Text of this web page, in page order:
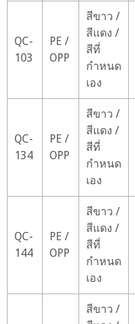
QC-
103
PE /
OPP
สีขาว /
สีแดง /
สีที่
กำหนด
เอง
QC-
134
PE /
OPP
สีขาว /
สีแดง /
สีที่
กำหนด
เอง
QC-
144
PE /
OPP
สีขาว /
สีแดง /
สีที่
กำหนด
เอง
สีขาว /